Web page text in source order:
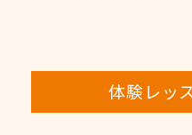
体験レッ